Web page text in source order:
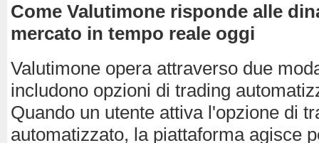
Come Valutimone risponde alle
mercato in tempo reale oggi
Valutimone opera attraverso due
includono opzioni di trading
Quando un utente attiva l'opzione di
automatizzato, la piattaforma agisce